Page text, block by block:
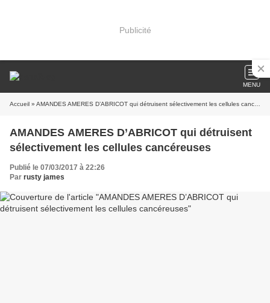
Publicité
MENU
Accueil » AMANDES AMERES D’ABRICOT qui détruisent sélectivement les cellules cancéreuses
AMANDES AMERES D’ABRICOT qui détruisent
sélectivement les cellules cancéreuses
Publié le 07/03/2017 à 22:26
Par rusty james